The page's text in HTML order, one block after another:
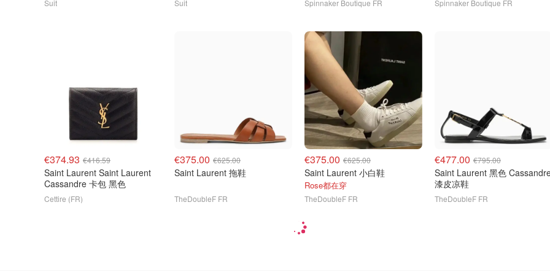
Suit Suit Spinnaker Boutique FR Spinnaker Boutique FR
€374.93 €416.59
Saint Laurent Saint Laurent
Cassandre 卡包 黑色
Cettire (FR)
€375.00 €625.00
Saint Laurent 拖鞋
TheDoubleF FR
€375.00 €625.00
Saint Laurent 小白鞋
Rose都在穿
TheDoubleF FR
€477.00 €795.00
Saint Laurent 黑色
漆皮凉鞋
TheDoubleF FR